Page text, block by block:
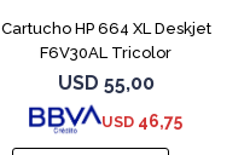
Cartucho HP 664 XL Deskjet
F6V30AL Tricolor
USD 55,00
USD 46,75